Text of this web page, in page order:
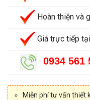
Hoàn thiện và
Giá trực tiếp
0934 561
Miễn phí tư vấn thiết